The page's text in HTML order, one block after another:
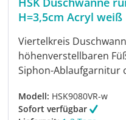
H=3,5cm Acryl weiß
Viertelkreis
höhenverstellbaren
Siphon-Ablaufgarnitur
Modell: HSK9080VR-w
Sofort verfügbar